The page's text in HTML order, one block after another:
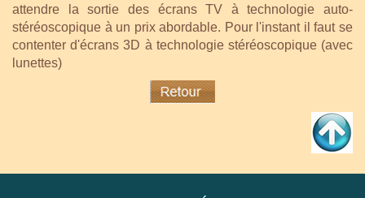
attendre la sortie des écrans TV à technologie auto-
stéréoscopique à un prix abordable. Pour l'instant il faut se
contenter d'écrans 3D à technologie stéréoscopique (avec
lunettes)